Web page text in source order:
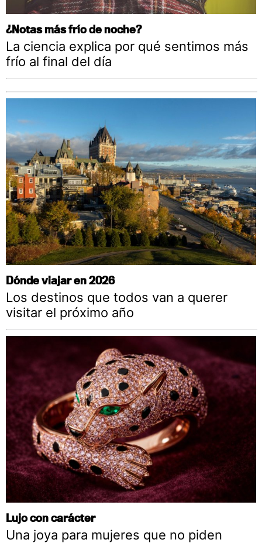
¿Notas más frío de noche?
La ciencia explica por qué sentimos más
frío al final del día
Dónde viajar en 2026
Los destinos que todos van a querer
visitar el próximo año
Lujo con carácter
Una joya para mujeres que no piden